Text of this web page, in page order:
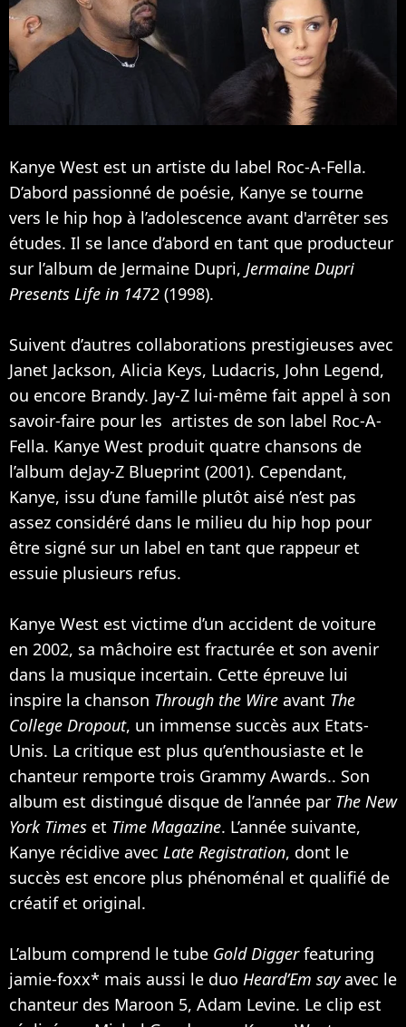
Kanye West est un artiste du label Roc-A-Fella.
D’abord passionné de poésie, Kanye se tourne
vers le hip hop à l’adolescence avant d'arrêter ses
études. Il se lance d’abord en tant que producteur
sur l’album de Jermaine Dupri, Jermaine Dupri
Presents Life in 1472 (1998).
Suivent d’autres collaborations prestigieuses avec
Janet Jackson, Alicia Keys, Ludacris, John Legend,
ou encore Brandy. Jay-Z lui-même fait appel à son
savoir-faire pour les artistes de son label Roc-A-
Fella. Kanye West produit quatre chansons de
l’album deJay-Z Blueprint (2001). Cependant,
Kanye, issu d’une famille plutôt aisé n’est pas
assez considéré dans le milieu du hip hop pour
être signé sur un label en tant que rappeur et
essuie plusieurs refus.
Kanye West est victime d’un accident de voiture
en 2002, sa mâchoire est fracturée et son avenir
dans la musique incertain. Cette épreuve lui
inspire la chanson Through the Wire avant The
College Dropout, un immense succès aux Etats-
Unis. La critique est plus qu’enthousiaste et le
chanteur remporte trois Grammy Awards.. Son
album est distingué disque de l’année par The New
York Times et Time Magazine. L’année suivante,
Kanye récidive avec Late Registration, dont le
succès est encore plus phénoménal et qualifié de
créatif et original.
L’album comprend le tube Gold Diggerfeaturing
jamie-foxx* mais aussi le duo Heard’Em sayavec le
chanteur des Maroon 5, Adam Levine. Le clip est